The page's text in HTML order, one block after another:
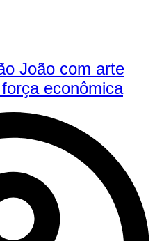
João com arte
econômica